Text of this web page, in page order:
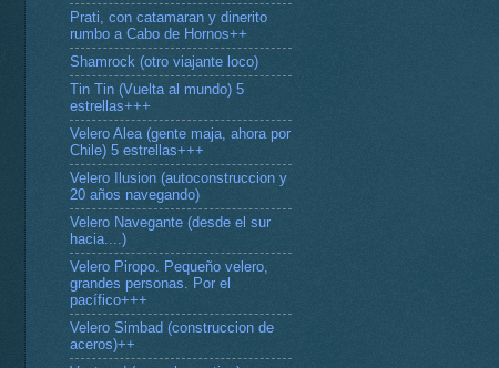
Prati, con catamaran y dinerito
rumbo a Cabo de Hornos++
Shamrock (otro viajante loco)
Tin Tin (Vuelta al mundo) 5
estrellas+++
Velero Alea (gente maja, ahora por
Chile) 5 estrellas+++
Velero Ilusion (autoconstruccion y
20 años navegando)
Velero Navegante (desde el sur
hacia....)
Velero Piropo. Pequeño velero,
grandes personas. Por el
pacífico+++
Velero Simbad (construccion de
aceros)++